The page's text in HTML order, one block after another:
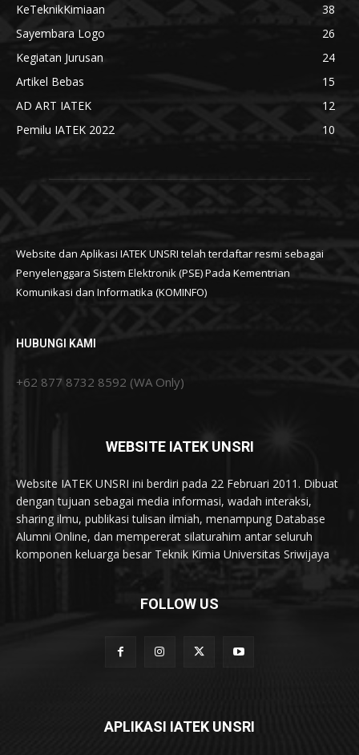
KeTeknikKimiaan
38
Sayembara Logo
26
Kegiatan Jurusan
24
Artikel Bebas
15
AD ART IATEK
12
Pemilu IATEK 2022
10
Website dan Aplikasi IATEK UNSRI telah terdaftar resmi sebagai
Penyelenggara Sistem Elektronik (PSE) Pada Kementrian
Komunikasi dan Informatika (KOMINFO)
HUBUNGI KAMI
+62 877 8732 8592 (WA Only)
WEBSITE IATEK UNSRI
Website IATEK UNSRI ini berdiri pada 22 Februari 2011. Dibuat
dengan tujuan sebagai media informasi, wadah interaksi,
sharing ilmu, publikasi tulisan ilmiah, menampung Database
Alumni Online, dan mempererat silaturahim antar seluruh
komponen keluarga besar Teknik Kimia Universitas Sriwijaya
FOLLOW US
APLIKASI IATEK UNSRI